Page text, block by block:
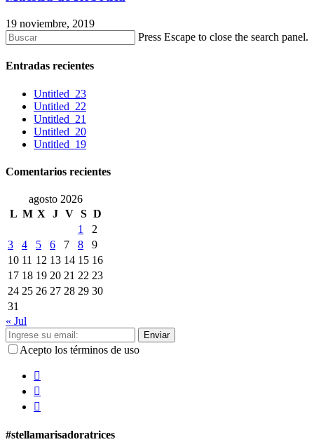
19 noviembre, 2019
Press Escape to close the search panel.
Entradas recientes
Untitled_23
Untitled_22
Untitled_21
Untitled_20
Untitled_19
Comentarios recientes
agosto 2026
L M X J V S D
1
2
3
4 5 6 7 8
9
10 11 12 13 14 15 16
17 18 19 20 21 22 23
24 25 26 27 28 29 30
31
« Jul
Enviar
Acepto los términos de uso
#stellamarisadoratrices